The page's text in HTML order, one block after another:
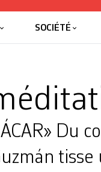
Le
SOCIÉTÉ
Du